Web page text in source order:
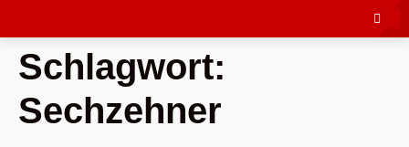
Schlagwort:
Sechzehner